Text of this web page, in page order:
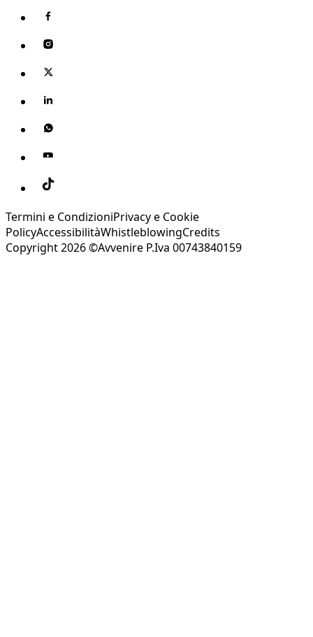
Termini e CondizioniPrivacy e Cookie
PolicyAccessibilitàWhistleblowingCredits
Copyright 2026 ©Avvenire P.Iva 00743840159